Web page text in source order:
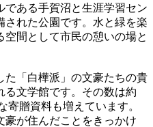
ある手賀沼と生涯学習セン
された公園です。水と緑を楽
空間として市民の憩いの場と
た「白樺派」の文豪たちの貴
る文学館です。その数は約
寄贈資料も増えています。
豪が住んだことをきっかけ